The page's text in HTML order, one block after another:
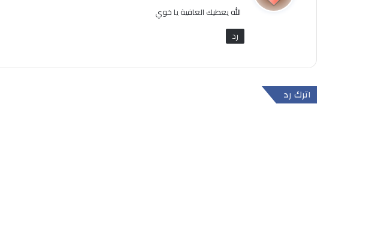
ل
الله يعطيك العافية يا خوي
رد
اترك رد